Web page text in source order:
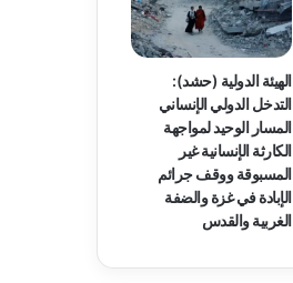
الهيئة الدولية (حشد):
التدخل الدولي الإنساني
المسار الوحيد لمواجهة
الكارثة الإنسانية غير
المسبوقة ووقف جرائم
الإبادة في غزة والضفة
الغربية والقدس